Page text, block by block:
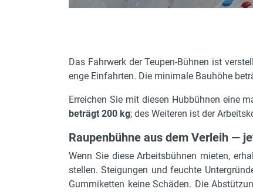
Das Fahrwerk der Teupen-Bühnen ist
enge Einfahrten. Die minimale Bauhöhe
Erreichen Sie mit diesen Hubbühnen eine
beträgt 200 kg; des Weiteren ist der
Raupenbühne aus dem Verleih —
Wenn Sie diese Arbeitsbühnen mieten,
stellen. Steigungen und feuchte
Gummiketten keine Schäden. Die